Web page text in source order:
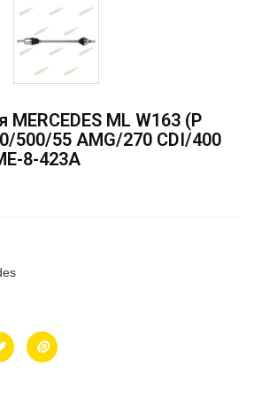
MERCEDES ML W163 (P
500/55 AMG/270 CDI/400
8-423A